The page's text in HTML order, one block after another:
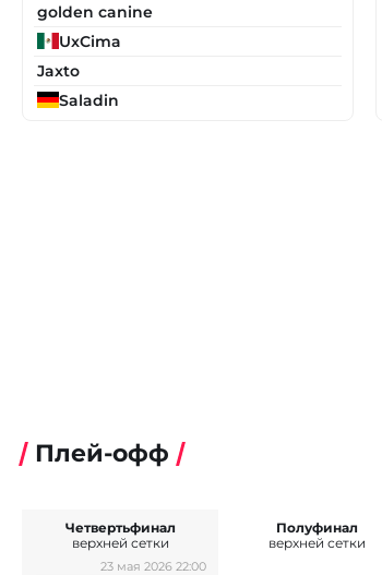
golden canine
UxCima
Jaxto
Saladin
Плей-офф
23 мая 2026 22:00
Четвертьфинал
верхней сетки
Полуфинал
верхней сетки